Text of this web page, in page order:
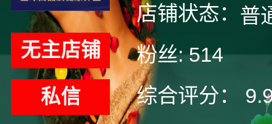
无主店铺
私信
店铺状态： 普
粉丝: 514
综合评分：